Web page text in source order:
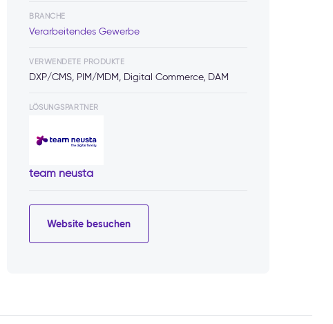
BRANCHE
Verarbeitendes Gewerbe
VERWENDETE PRODUKTE
DXP/CMS, PIM/MDM, Digital Commerce, DAM
LÖSUNGSPARTNER
team neusta
Website besuchen